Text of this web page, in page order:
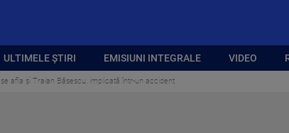
ULTIMELE ȘTIRI EMISIUNI INTEGRALE VIDEO
afla și Traian Băsescu, implicată într-un accident